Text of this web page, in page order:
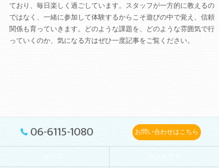
ており、毎日楽しく過ごしています。スタッフが一方的に教えるの
ではなく、一緒に参加して体験するからこそ遊びの中で覚え、信頼
関係も育っていきます。どのような課題を、どのような雰囲気で行
っていくのか、気になる方はぜひ一度記事をご覧ください。
06-6115-1080 お問い合わせはこちら